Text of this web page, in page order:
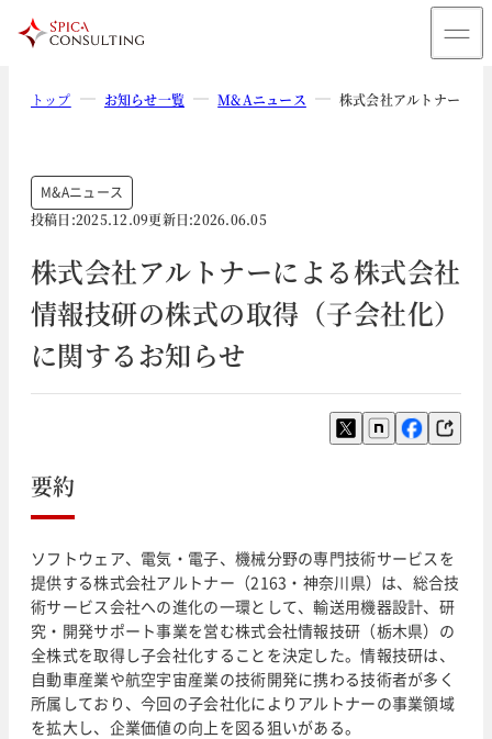
トップ お知らせ一覧 M&Aニュース 株式会社アルトナーに
M&Aニュース
投稿日:2025.12.09更新日:2026.06.05
株式会社アルトナーによる株式会社
情報技研の株式の取得（子会社化）
に関するお知らせ
要約
ソフトウェア、電気・電子、機械分野の専門技術サービスを
提供する株式会社アルトナー（2163・神奈川県）は、総合技
術サービス会社への進化の一環として、輸送用機器設計、研
究・開発サポート事業を営む株式会社情報技研（栃木県）の
全株式を取得し子会社化することを決定した。情報技研は、
自動車産業や航空宇宙産業の技術開発に携わる技術者が多く
所属しており、今回の子会社化によりアルトナーの事業領域
を拡大し、企業価値の向上を図る狙いがある。